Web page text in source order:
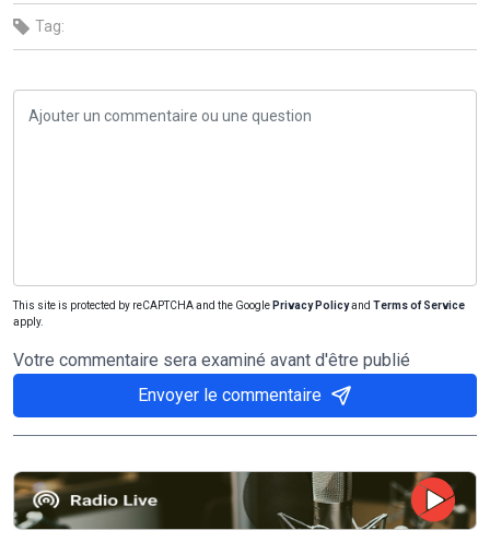
Tag:
This site is protected by reCAPTCHA and the Google Privacy Policyand Terms of Service
apply.
Votre commentaire sera examiné avant d'être publié
Envoyer le commentaire